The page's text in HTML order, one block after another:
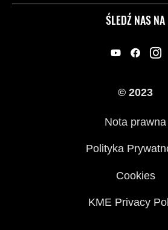
ŚLEDŹ NAS NA
Przydatne strony
© 2023
Nota prawna
Polityka
Cookies
KME Privacy